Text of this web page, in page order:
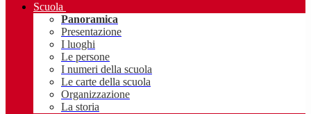
Scuola
Panoramica
Presentazione
I luoghi
Le persone
I numeri della scuola
Le carte della scuola
Organizzazione
La storia